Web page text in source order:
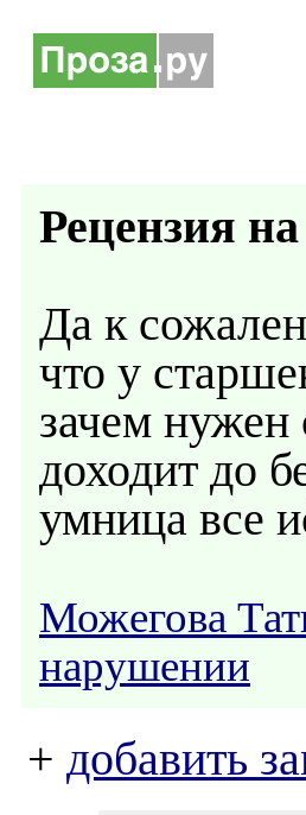
Рецензия
Да к
что у
зачем нужен
доходит до
умница все
Можегова
нарушении
+ добавить